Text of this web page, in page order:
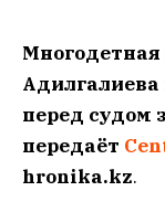
Адилгалиева
перед судом
передаёт
hronika.kz.